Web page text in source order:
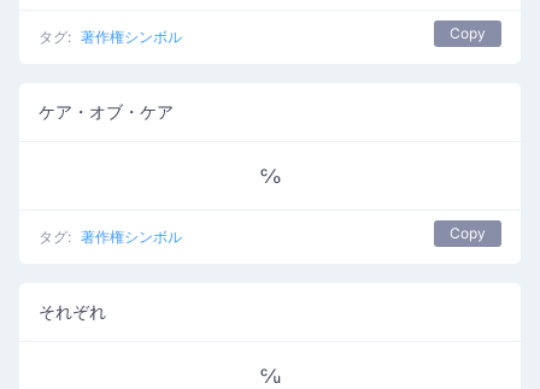
タグ: 著作権シンボル Copy
ケア・オブ・ケア
℅
タグ: 著作権シンボル Copy
それぞれ
℆